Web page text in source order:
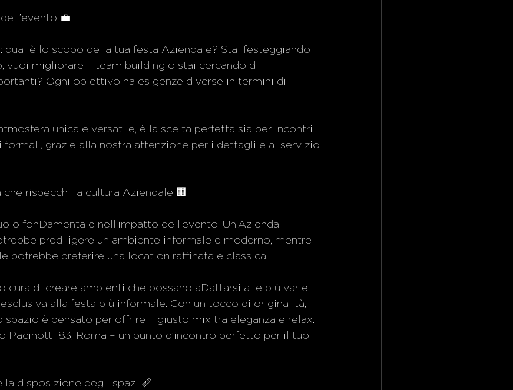
💼
qual è lo scopo della tua festa Aziendale? Stai festeggiando
vuoi migliorare il team building o stai cercando di
Ogni obiettivo ha esigenze diverse in termini di
unica e versatile, è la scelta perfetta sia per incontri
formali, grazie alla nostra attenzione per i dettagli e al servizio
che rispecchi la cultura Aziendale 🏢
fonDamentale nell’impatto dell’evento. Un’Azienda
prediligere un ambiente informale e moderno, mentre
potrebbe preferire una location raffinata e classica.
cura di creare ambienti che possano aDattarsi alle più varie
alla festa più informale. Con un tocco di originalità,
è pensato per offrire il giusto mix tra eleganza e relax.
Pacinotti 83, Roma – un punto d’incontro perfetto per il tuo
la disposizione degli spazi 📏